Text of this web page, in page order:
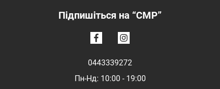
Підпишіться на “CMP”
0443339272
Пн-Нд: 10:00 - 19:00